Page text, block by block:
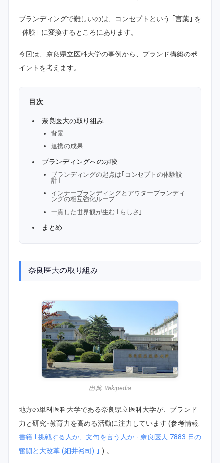
ブランディングで難しいのは、コンセプトという ｢言葉｣ を
｢体験｣ に変換するところにあります。
今回は、奈良県立医科大学の事例から、ブランド構築のポ
イントを考えます。
目次
奈良医大の取り組み
背景
連携の成果
ブランディングへの示唆
ブランディングの起点は｢コンセプトの体験設
計｣
インナーブランディングとアウターブランディ
ングの相互強化ループ
一貫した世界観が生む ｢らしさ｣
まとめ
奈良医大の取り組み
出典: Wikipedia
地方の単科医科大学である奈良県立医科大学が、ブランド
力と研究･教育力を高める活動に注力しています (参考情報:
書籍 ｢挑戦する人か、文句を言う人か - 奈良医大 7883 日の
奮闘と大改革 (細井裕司) ｣ ) 。